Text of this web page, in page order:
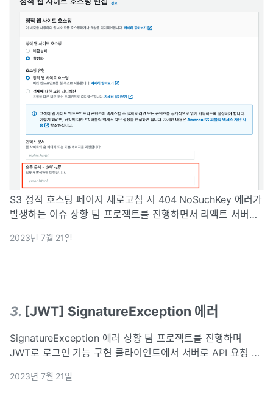
S3 정적 호스팅 페이지 새로고침 시 404 NoSuchKey 에러가
발생하는 이슈 상황 팀 프로젝트를 진행하면서 리액트 서버는
에서 새로 고침하면 404 NoSuchKey 에러 발생 원인 S3 도
2023년 7월 21일
3. [JWT] SignatureException 에러
SignatureException 에러 상황 팀 프로젝트를 진행하며
JWT로 로그인 기능 구현 클라이언트에서 서버로 API 요청 시
오류 클라이언트에서 JSON.Stringfy()로 토큰을
2023년 7월 21일